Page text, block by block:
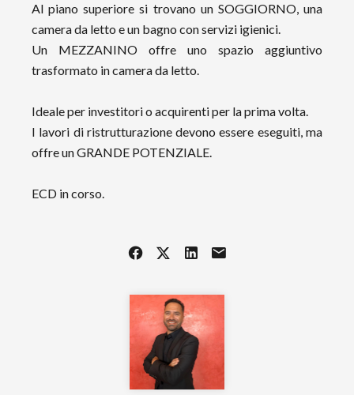
Al piano superiore si trovano un SOGGIORNO, una
camera da letto e un bagno con servizi igienici.
Un MEZZANINO offre uno spazio aggiuntivo
trasformato in camera da letto.
Ideale per investitori o acquirenti per la prima volta.
I lavori di ristrutturazione devono essere eseguiti, ma
offre un GRANDE POTENZIALE.
ECD in corso.